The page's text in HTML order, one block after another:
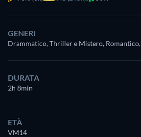
GENERI
Drammatico, Thriller e Mistero, Romantico,
DURATA
2h 8min
ETÀ
VM14